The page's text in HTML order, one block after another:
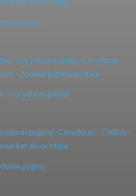
panda
– Corydoras panda
pygmy